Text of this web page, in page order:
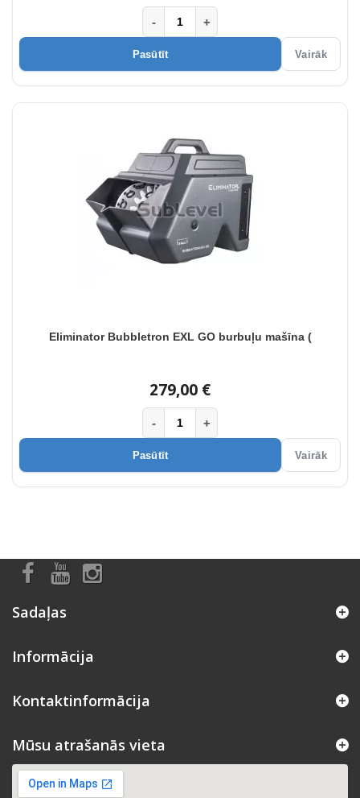
- +
Pasūtīt Vairāk
Eliminator Bubbletron EXL GO burbuļu mašīna (
279,00 €
- +
Pasūtīt Vairāk
Sadaļas
Informācija
Kontaktinformācija
Mūsu atrašanās vieta